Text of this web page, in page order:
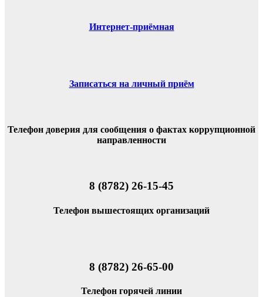
Интернет-приёмная
Записаться на личный приём
Телефон доверия для сообщения о фактах коррупционной
направленности
8 (8782) 26-15-45
Телефон вышестоящих организаций
8 (8782) 26-65-00
Телефон горячей линии